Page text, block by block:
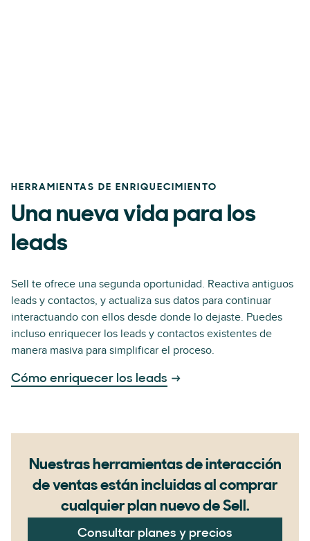
HERRAMIENTAS DE ENRIQUECIMIENTO
Una nueva vida para los
leads
Sell te ofrece una segunda oportunidad. Reactiva antiguos
leads y contactos, y actualiza sus datos para continuar
interactuando con ellos desde donde lo dejaste. Puedes
incluso enriquecer los leads y contactos existentes de
manera masiva para simplificar el proceso.
Cómo enriquecer los leads
Nuestras herramientas de interacción
de ventas están incluidas al comprar
cualquier plan nuevo de Sell.
Consultar planes y precios